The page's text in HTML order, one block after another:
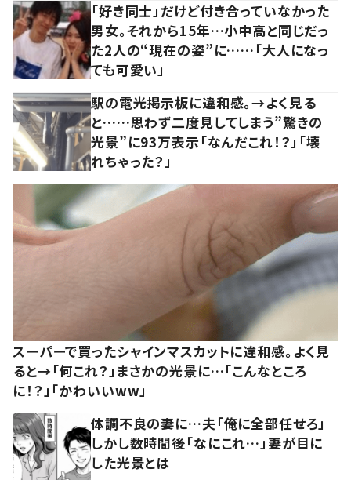
「好き同士」だけど付き合っていなかった
男女。それから15年…小中高と同じだっ
た2人の“現在の姿”に……「大人になっ
ても可愛い」
駅の電光掲示板に違和感。→よく見る
と……思わず二度見してしまう”驚きの
光景”に93万表示「なんだこれ！？」「壊
れちゃった？」
スーパーで買ったシャインマスカットに違和感。よく見
ると→「何これ？」まさかの光景に…「こんなところ
に！？」「かわいいww」
体調不良の妻に…夫「俺に全部任せろ」
しかし数時間後「なにこれ…」妻が目に
した光景とは